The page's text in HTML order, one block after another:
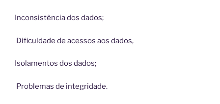
Inconsistência dos dados;
Dificuldade de acessos aos dados,
Isolamentos dos dados;
Problemas de integridade.